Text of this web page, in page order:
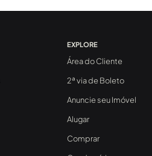
EXPLORE
Área do Cliente
2ª via de Boleto
Anuncie seu Imóvel
Alugar
Comprar